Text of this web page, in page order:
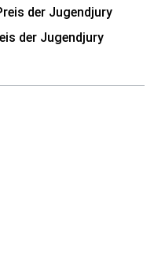
der Jugendjury
der Jugendjury